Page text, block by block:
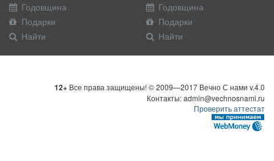
Годовщина
Подарки
Найти
Годовщина
Подарки
Найти
12+ Все права защищены! © 2009—2017 Вечно С нами v.4.0
Контакты: admin@vechnosnami.ru
Проверить аттестат